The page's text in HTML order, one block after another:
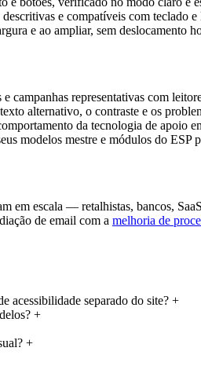
e compatíveis com teclado e
e ao ampliar, sem deslocamento
campanhas representativas com
alternativo, o contraste e os
da tecnologia de apoio
modelos mestre e módulos do ESP
em escala — retalhistas, bancos,
de email com a melhoria de
acessibilidade separado do site? +
+
+